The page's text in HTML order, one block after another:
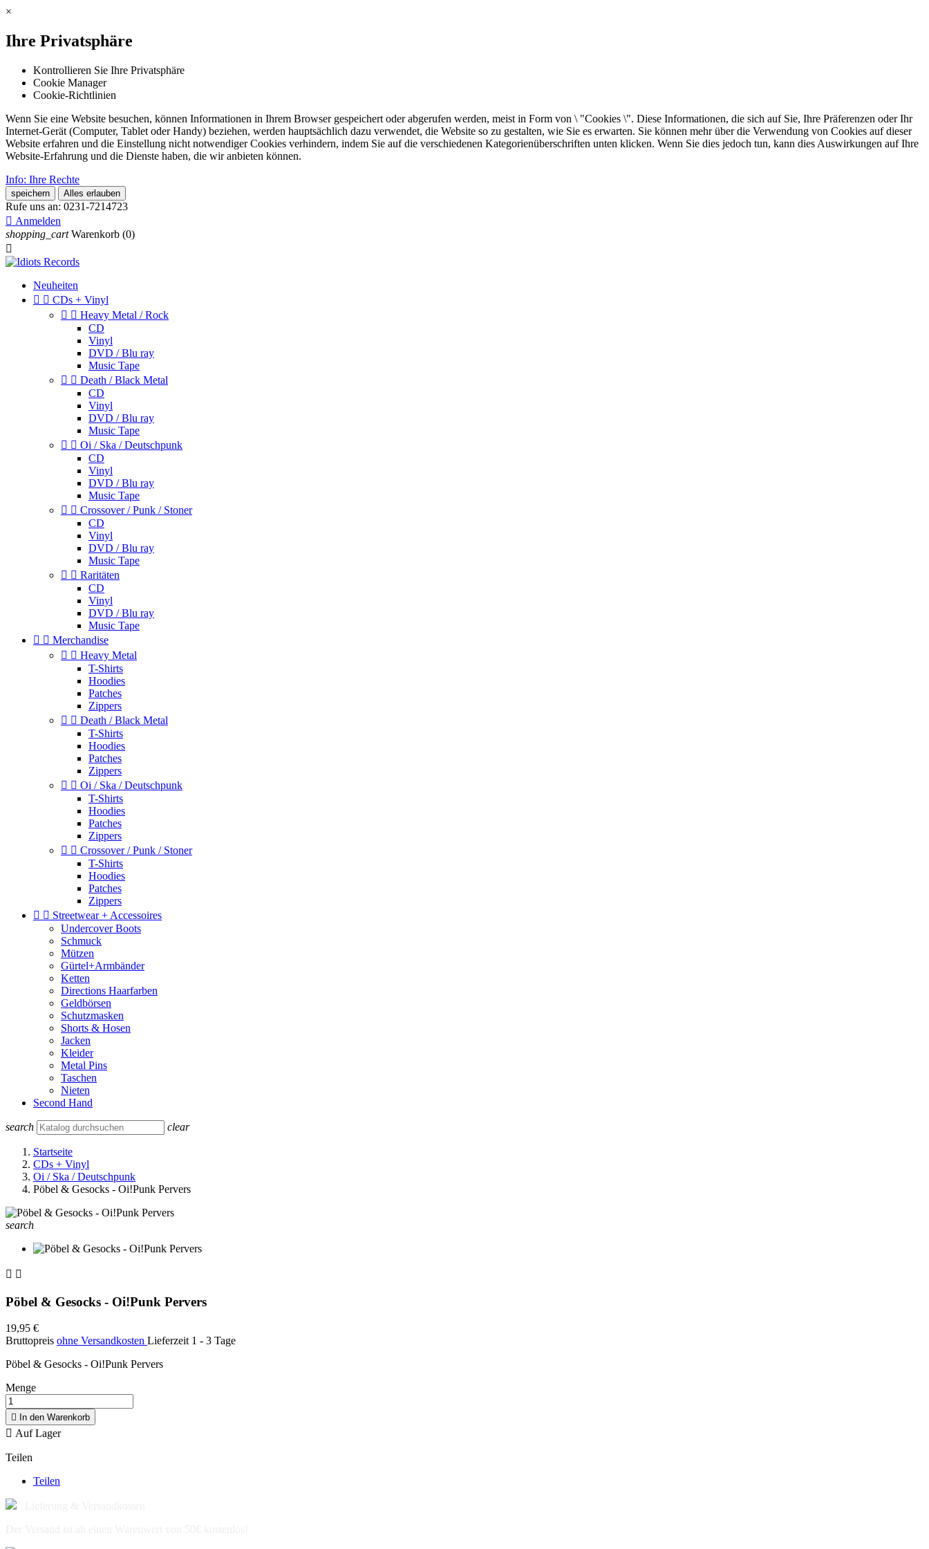
×
Ihre Privatsphäre
Kontrollieren Sie Ihre Privatsphäre
Cookie Manager
Cookie-Richtlinien
Wenn Sie eine Website besuchen, können Informationen in Ihrem Browser gespeichert oder abgerufen werden, meist in Form von \ "Cookies \". Diese Informationen, die sich auf Sie, Ihre Präferenzen oder Ihr
Internet-Gerät (Computer, Tablet oder Handy) beziehen, werden hauptsächlich dazu verwendet, die Website so zu gestalten, wie Sie es erwarten. Sie können mehr über die Verwendung von Cookies auf dieser
Website erfahren und die Einstellung nicht notwendiger Cookies verhindern, indem Sie auf die verschiedenen Kategorienüberschriften unten klicken. Wenn Sie dies jedoch tun, kann dies Auswirkungen auf Ihre
Website-Erfahrung und die Dienste haben, die wir anbieten können.
Info: Ihre Rechte
speichern Alles erlauben
Rufe uns an: 0231-7214723
 Anmelden
shopping_cart Warenkorb (0)

Neuheiten
  CDs + Vinyl
  Heavy Metal / Rock
CD
Vinyl
DVD / Blu ray
Music Tape
  Death / Black Metal
CD
Vinyl
DVD / Blu ray
Music Tape
  Oi / Ska / Deutschpunk
CD
Vinyl
DVD / Blu ray
Music Tape
  Crossover / Punk / Stoner
CD
Vinyl
DVD / Blu ray
Music Tape
  Raritäten
CD
Vinyl
DVD / Blu ray
Music Tape
  Merchandise
  Heavy Metal
T-Shirts
Hoodies
Patches
Zippers
  Death / Black Metal
T-Shirts
Hoodies
Patches
Zippers
  Oi / Ska / Deutschpunk
T-Shirts
Hoodies
Patches
Zippers
  Crossover / Punk / Stoner
T-Shirts
Hoodies
Patches
Zippers
  Streetwear + Accessoires
Undercover Boots
Schmuck
Mützen
Gürtel+Armbänder
Ketten
Directions Haarfarben
Geldbörsen
Schutzmasken
Shorts & Hosen
Jacken
Kleider
Metal Pins
Taschen
Nieten
Second Hand
search clear
Startseite
CDs + Vinyl
Oi / Ska / Deutschpunk
Pöbel & Gesocks - Oi!Punk Pervers
search
 
Pöbel & Gesocks - Oi!Punk Pervers
19,95 €
Bruttopreis ohne Versandkosten Lieferzeit 1 - 3 Tage
Pöbel & Gesocks - Oi!Punk Pervers
Menge
 In den Warenkorb
 Auf Lager
Teilen
Teilen